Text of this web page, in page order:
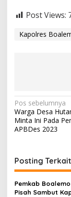
Post Views:
Kapolres
N
a
v
g
a
s
Pos sebelumnya
Warga Desa
Minta Ini Pada
APBDes 2023
Posting Terkait
Pemkab
Pisah Sambut